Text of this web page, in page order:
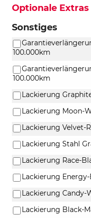
Optionale Extras
Sonstiges
100.000km
100.000km
Lackierung
Lackierung Moon-
Lackierung Velvet-
Lackierung Stahl
Lackierung Race-
Lackierung
Lackierung Candy-
Lackierung Black-